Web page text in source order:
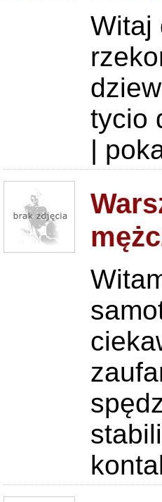
Witaj
tycio
|